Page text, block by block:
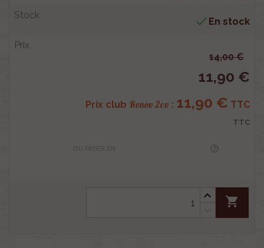
 En stock
14,00 €
11,90 €
Prix club Renov 2cv : 11,90 € TTC
TTC
OU PAYER EN
shopping_cart